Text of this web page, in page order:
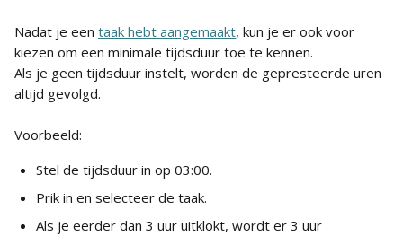
Nadat je een taak hebt aangemaakt, kun je er ook voor
kiezen om een minimale tijdsduur toe te kennen.
Als je geen tijdsduur instelt, worden de gepresteerde uren
altijd gevolgd.
Voorbeeld:
Stel de tijdsduur in op 03:00.
Prik in en selecteer de taak.
Als je eerder dan 3 uur uitklokt, wordt er 3 uur